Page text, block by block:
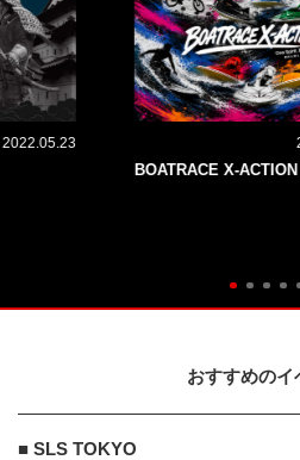
2022.05.23
BOATRACE X-ACTION
おすすめのイ
■ SLS TOKYO